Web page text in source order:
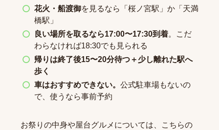
花火・船渡御を見るなら「桜ノ宮駅」か「天満
橋駅」
良い場所を取るなら17:00〜17:30到着。こだ
わらなければ18:30でも見られる
帰りは終了後15〜20分待つ＋少し離れた駅へ
歩く
車はおすすめできない。 公式駐車場もないの
で、使うなら事前予約
お祭りの中身や屋台グルメについては、こちらの